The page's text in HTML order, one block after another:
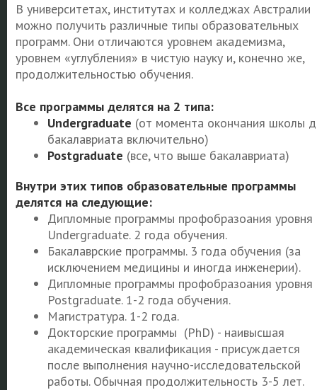
В университетах, институтах и колледжах Австралии
можно получить различные типы образовательных
программ. Они отличаются уровнем академизма,
уровнем «углубления» в чистую науку и, конечно же,
продолжительностью обучения.
Все программы делятся на 2 типа:
Undergraduate (от момента окончания школы
бакалавриата включительно)
Postgraduate (все, что выше бакалавриата)
Внутри этих типов образовательные программы
делятся на следующие:
Дипломные программы профобразоания уровня
Undergraduate. 2 года обучения.
Бакалаврские программы. 3 года обучения (за
исключением медицины и иногда инженерии).
Дипломные программы профобразоания уровня
Postgraduate. 1-2 года обучения.
Магистратура. 1-2 года.
Докторские программы (PhD) - наивысшая
академическая квалификация - присуждается
после выполнения научно-исследовательской
работы. Обычная продолжительность 3-5 лет.